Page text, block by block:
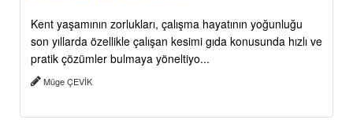
Kent yaşamının zorlukları, çalışma hayatının yoğunluğu
son yıllarda özellikle çalışan kesimi gıda konusunda hızlı ve
pratik çözümler bulmaya yöneltiyo...
Müge ÇEVİK